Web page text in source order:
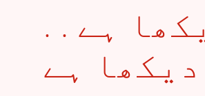
. . دُھوپ میں وُہ شباب دیکھا ہے